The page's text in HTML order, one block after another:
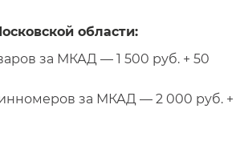
области:
за МКАД — 1 500 руб. + 50
за МКАД — 2 000 руб. +